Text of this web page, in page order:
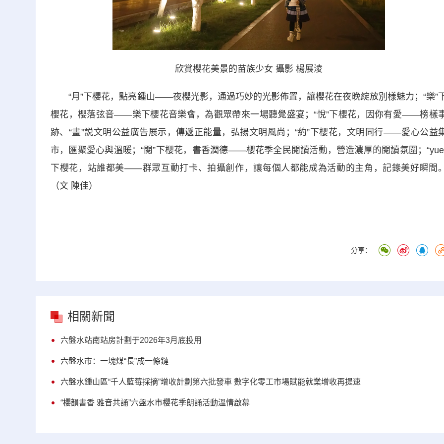
欣賞櫻花美景的苗族少女 攝影 楊展淩
“月”下櫻花，點亮鍾山——夜櫻光影，通過巧妙的光影佈置，讓櫻花在夜晚綻放別樣魅力；“樂”
櫻花，櫻落弦音——樂下櫻花音樂會，為觀眾帶來一場聽覺盛宴；“悅”下櫻花，因你有愛——榜樣
跡、“畫”説文明公益廣告展示，傳遞正能量，弘揚文明風尚；“約”下櫻花，文明同行——愛心公益
市，匯聚愛心與溫暖；“閱”下櫻花，書香潤德——櫻花季全民閱讀活動，營造濃厚的閱讀氛圍；
下櫻花，站誰都美——群眾互動打卡、拍攝創作，讓每個人都能成為活動的主角，記錄美好瞬間。
（文 陳佳）
分享：
相關新聞
六盤水站南站房計劃于2026年3月底投用
六盤水市：一塊煤“長”成一條鏈
六盤水鍾山區“千人藍莓採摘”增收計劃第六批發車 數字化零工市場賦能就業增收再提速
“櫻韻書香 雅音共誦”六盤水市櫻花季朗誦活動溫情啟幕